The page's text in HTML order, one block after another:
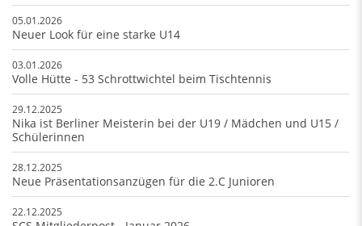
05.01.2026
Neuer Look für eine starke U14
03.01.2026
Volle Hütte - 53 Schrottwichtel beim Tischtennis
29.12.2025
Nika ist Berliner Meisterin bei der U19 / Mädchen und U15 /
Schülerinnen
28.12.2025
Neue Präsentationsanzügen für die 2.C Junioren
22.12.2025